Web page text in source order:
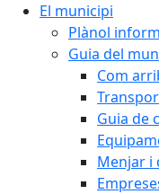
El municipi
Plànol
Guia del
Com
Guia de
Menjar i